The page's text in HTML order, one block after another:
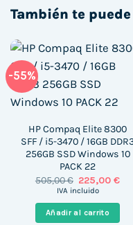
También te
-55%
HP Compaq Elite 8300
SFF / i5-3470 / 16GB
256GB SSD Windows 10
PACK 22
505,00€ El
precio
era:
505,00 €.
225,00€El
es:
IVA incluido
Añadir al carrito